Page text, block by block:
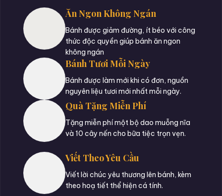
Ăn Ngon Không Ngán
Bánh được giảm đường, ít béo với công
thức độc quyền giúp bánh ăn ngon
không ngán
Bánh Tươi Mỗi Ngày
Bánh được làm mới khi có đơn, nguồn
nguyên liệu tươi mới nhất mỗi ngày.
Quà Tặng Miễn Phí
Tặng miễn phí một bộ dao muỗng nĩa
và 10 cây nến cho bữa tiệc trọn vẹn.
Viết Theo Yêu Cầu
Viết lời chúc yêu thương lên bánh, kèm
theo hoạ tiết thể hiện cá tính.